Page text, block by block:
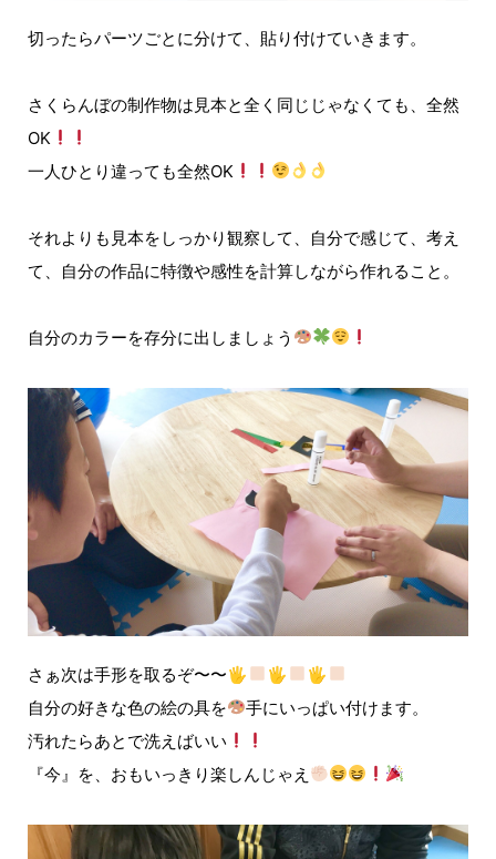
切ったらパーツごとに分けて、貼り付けていきます。
さくらんぼの制作物は見本と全く同じじゃなくても、全然
OK
一人ひとり違っても全然OK
それよりも見本をしっかり観察して、自分で感じて、考え
て、自分の作品に特徴や感性を計算しながら作れること。
自分のカラーを存分に出しましょう
さぁ次は手形を取るぞ〜〜🖐 🖐
🖐
自分の好きな色の絵の具を
手にいっぱい付けます。
汚れたらあとで洗えばいい
『今』を、おもいっきり楽しんじゃえ